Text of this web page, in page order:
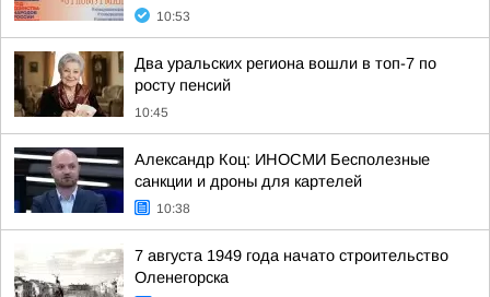
10:53
Два уральских региона вошли в топ-7 по
росту пенсий
10:45
Александр Коц: ИНОСМИ Бесполезные
санкции и дроны для картелей
10:38
7 августа 1949 года начато строительство
Оленегорска